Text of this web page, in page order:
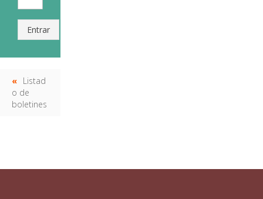
Entrar
Listad
o de
boletines